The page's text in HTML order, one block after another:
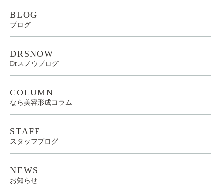
BLOG
ブログ
DRSNOW
Drスノウブログ
COLUMN
なら美容形成コラム
STAFF
スタッフブログ
NEWS
お知らせ